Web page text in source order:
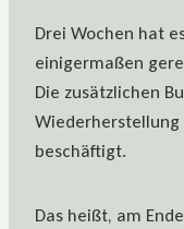
Drei Wochen hat
einigermaßen
Die zusätzlichen
beschäftigt.
Das heißt, am